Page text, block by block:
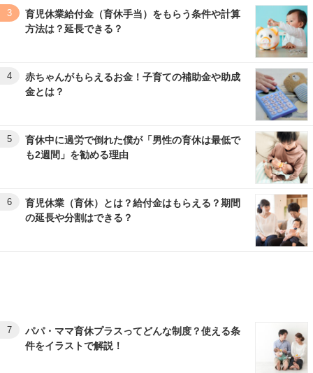
3
育児休業給付金（育休手当）をもらう条件や計算
方法は？延長できる？
4
赤ちゃんがもらえるお金！子育ての補助金や助成
金とは？
5
育休中に過労で倒れた僕が「男性の育休は最低で
も2週間」を勧める理由
6
育児休業（育休）とは？給付金はもらえる？期間
の延長や分割はできる？
7
パパ・ママ育休プラスってどんな制度？使える条
件をイラストで解説！